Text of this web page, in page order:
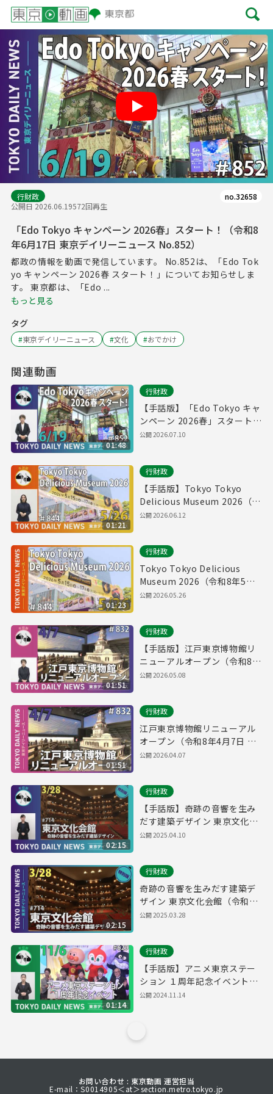
Play
行財政
公開日 2026.06.19572回再生
no.32658
「Edo Tokyo キャンペーン 2026春」スタート！（令和8
年6月17日 東京デイリーニュース No.852）
都政の情報を動画で発信しています。 No.852は、「Edo Tok
yo キャンペーン 2026春 スタート！」についてお知らせしま
す。 東京都は、「Edo ...
もっと見る
タグ
#東京デイリーニュース #文化 #おでかけ
関連動画
01:48
行財政
【手話版】「Edo Tokyo キャ
ンペーン 2026春」スタート！
（令和8年6月17日 東京デイリ
公開2026.07.10
01:21
行財政
【手話版】Tokyo Tokyo
Delicious Museum 2026（令
和8年5月26日 東京デイリーニ
公開2026.06.12
01:23
行財政
Tokyo Tokyo Delicious
Museum 2026（令和8年5月
26日 東京デイリーニュース
公開2026.05.26
01:51
行財政
【手話版】江戸東京博物館リ
ニューアルオープン（令和8年
4月7日 東京デイリーニュース
公開2026.05.08
01:51
行財政
江戸東京博物館リニューアル
オープン（令和8年4月7日 東
京デイリーニュース No.832）
公開2026.04.07
02:15
行財政
【手話版】奇跡の音響を生み
だす建築デザイン 東京文化会
館（令和7年3月28日 東京デイ
公開2025.04.10
02:15
行財政
奇跡の音響を生みだす建築デ
ザイン 東京文化会館（令和7
年3月28日 東京デイリーニュ
公開2025.03.28
01:14
行財政
【手話版】アニメ東京ステー
ション １周年記念イベント
（令和6年11月6日 東京デイリ
公開2024.11.14
お問い合わせ : 東京動画 運営担当
E-mail：S0014905＜at＞section.metro.tokyo.jp